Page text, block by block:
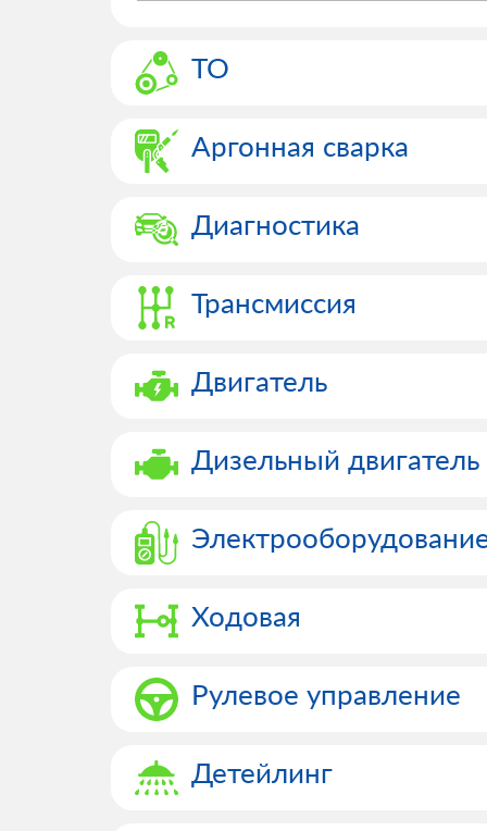
ТО
Аргонная сварка
Диагностика
Трансмиссия
Двигатель
Дизельный двигатель
Ходовая
Рулевое управление
Детейлинг